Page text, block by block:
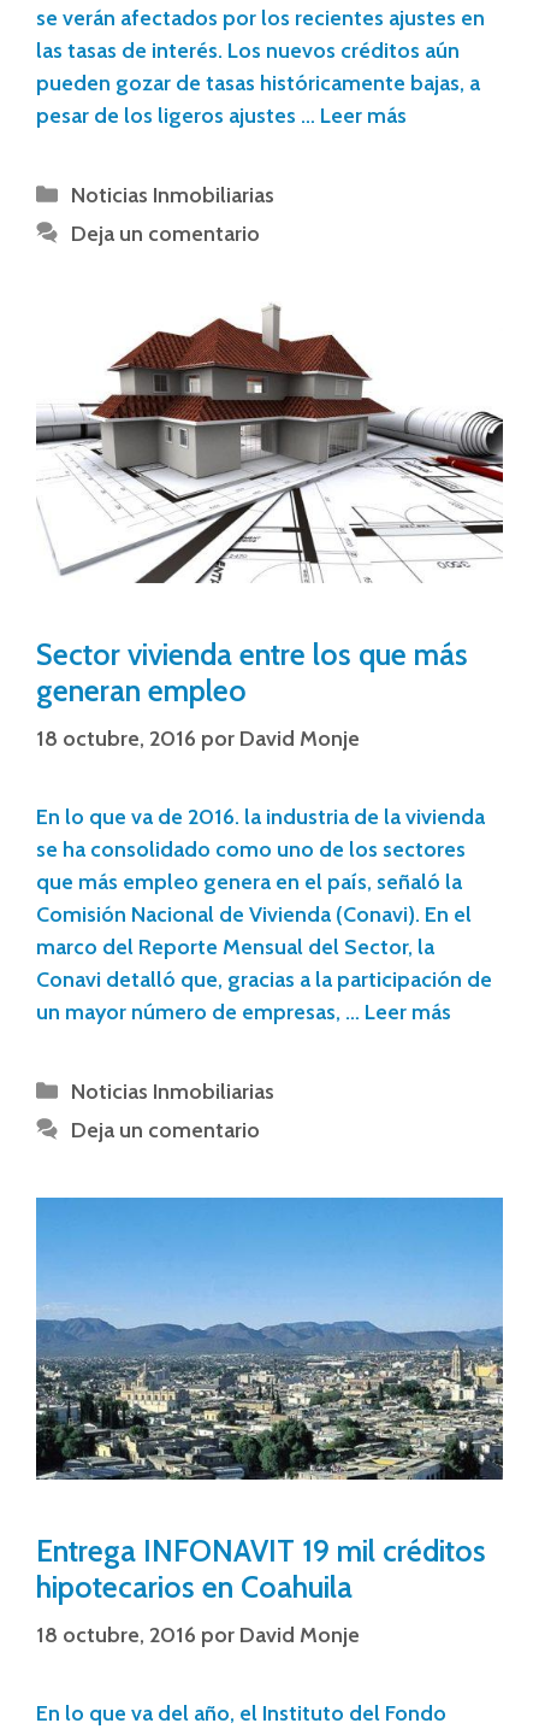
se verán afectados por los recientes ajustes en
las tasas de interés. Los nuevos créditos aún
pueden gozar de tasas históricamente bajas, a
pesar de los ligeros ajustes … Leer más
Noticias Inmobiliarias
Deja un comentario
Sector vivienda entre los que más
generan empleo
18 octubre, 2016 por David Monje
En lo que va de 2016. la industria de la vivienda
se ha consolidado como uno de los sectores
que más empleo genera en el país, señaló la
Comisión Nacional de Vivienda (Conavi). En el
marco del Reporte Mensual del Sector, la
Conavi detalló que, gracias a la participación de
un mayor número de empresas, … Leer más
Noticias Inmobiliarias
Deja un comentario
Entrega INFONAVIT 19 mil créditos
hipotecarios en Coahuila
18 octubre, 2016 por David Monje
En lo que va del año, el Instituto del Fondo